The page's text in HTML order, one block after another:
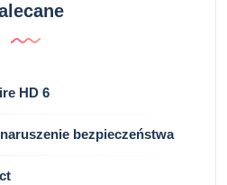
HD 6
bezpieczeństwa